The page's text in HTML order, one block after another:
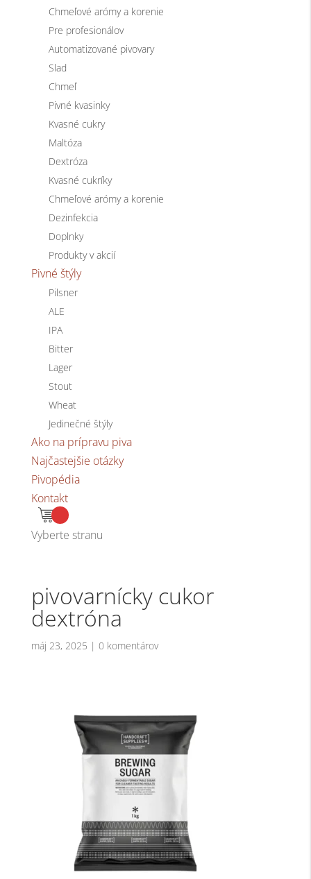
Chmeľové arómy a korenie
Pre profesionálov
Automatizované pivovary
Slad
Chmeľ
Pivné kvasinky
Kvasné cukry
Maltóza
Dextróza
Kvasné cukríky
Chmeľové arómy a korenie
Dezinfekcia
Doplnky
Produkty v akcií
Pivné štýly
Pilsner
ALE
IPA
Bitter
Lager
Stout
Wheat
Jedinečné štýly
Ako na prípravu piva
Najčastejšie otázky
Pivopédia
Kontakt
Vyberte stranu
pivovarnícky cukor
dextróna
máj 23, 2025 | 0 komentárov